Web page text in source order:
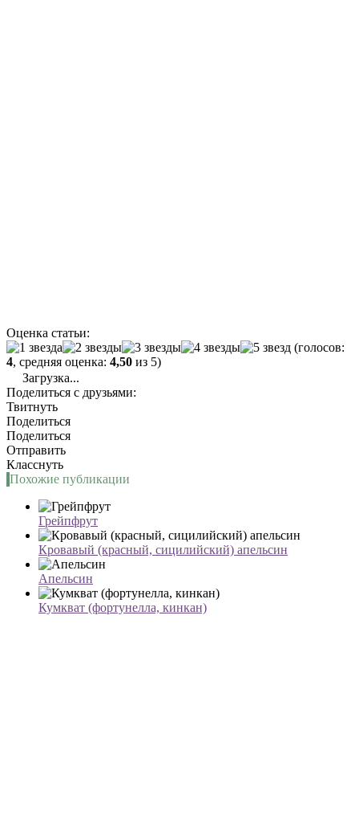
Оценка статьи:
(голосов:
4, средняя оценка: 4,50 из 5)
Загрузка...
Поделиться с друзьями:
Твитнуть
Поделиться
Поделиться
Отправить
Класснуть
Похожие публикации
Грейпфрут
Кровавый (красный, сицилийский) апельсин
Апельсин
Кумкват (фортунелла, кинкан)